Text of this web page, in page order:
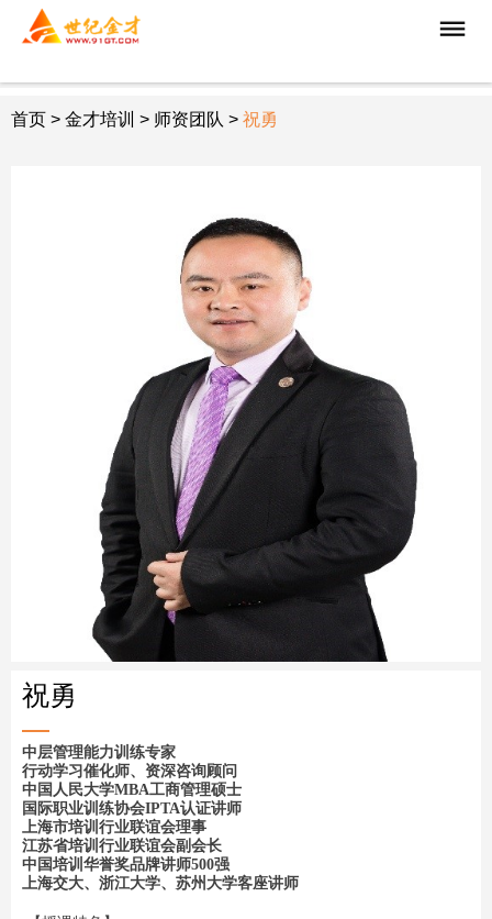
首页 > 金才培训 > 师资团队 > 祝勇
祝勇
中层管理能力训练专家
行动学习催化师、资深咨询顾问
中国人民大学MBA工商管理硕士
国际职业训练协会IPTA认证讲师
上海市培训行业联谊会理事
江苏省培训行业联谊会副会长
中国培训华誉奖品牌讲师500强
上海交大、浙江大学、苏州大学客座讲师